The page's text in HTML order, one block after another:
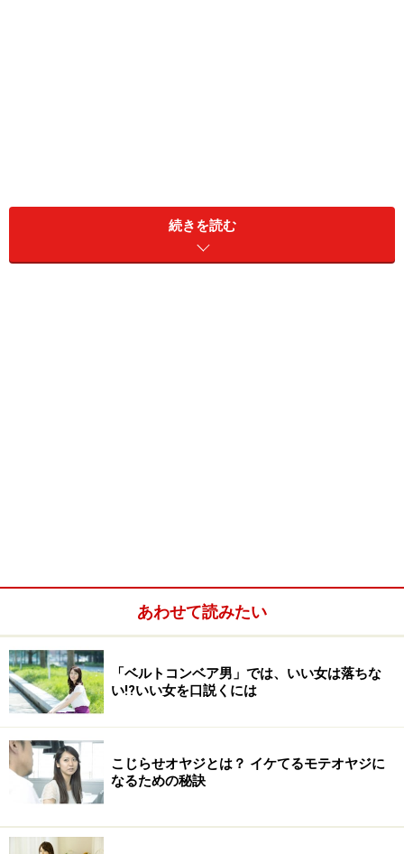
続きを読む
あわせて読みたい
「ベルトコンベア男」では、いい女は落ちな
い!?いい女を口説くには
こじらせオヤジとは？ イケてるモテオヤジに
なるための秘訣